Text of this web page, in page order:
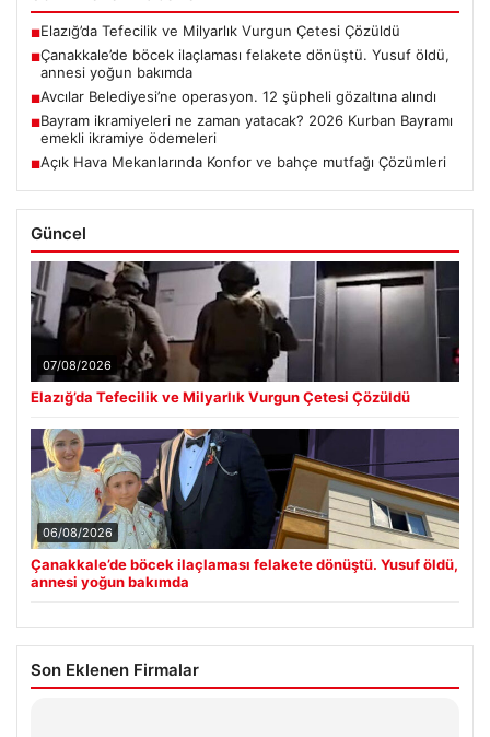
■Elazığ’da Tefecilik ve Milyarlık Vurgun Çetesi Çözüldü
■Çanakkale’de böcek ilaçlaması felakete dönüştü. Yusuf öldü,
annesi yoğun bakımda
■Avcılar Belediyesi’ne operasyon. 12 şüpheli gözaltına alındı
■Bayram ikramiyeleri ne zaman yatacak? 2026 Kurban Bayramı
emekli ikramiye ödemeleri
■Açık Hava Mekanlarında Konfor ve bahçe mutfağı Çözümleri
Güncel
07/08/2026
Elazığ’da Tefecilik ve Milyarlık Vurgun Çetesi Çözüldü
06/08/2026
Çanakkale’de böcek ilaçlaması felakete dönüştü. Yusuf öldü,
annesi yoğun bakımda
Son Eklenen Firmalar